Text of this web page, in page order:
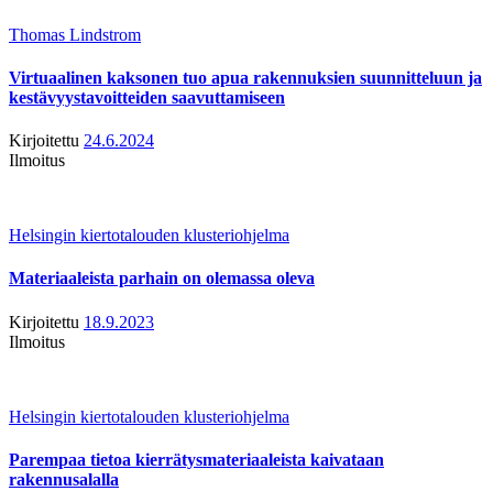
Thomas Lindstrom
Virtuaalinen kaksonen tuo apua rakennuksien suunnitteluun ja
kestävyystavoitteiden saavuttamiseen
Kirjoitettu 24.6.2024
Ilmoitus
Helsingin kiertotalouden klusteriohjelma
Materiaaleista parhain on olemassa oleva
Kirjoitettu 18.9.2023
Ilmoitus
Helsingin kiertotalouden klusteriohjelma
Parempaa tietoa kierrätysmateriaaleista kaivataan
rakennusalalla